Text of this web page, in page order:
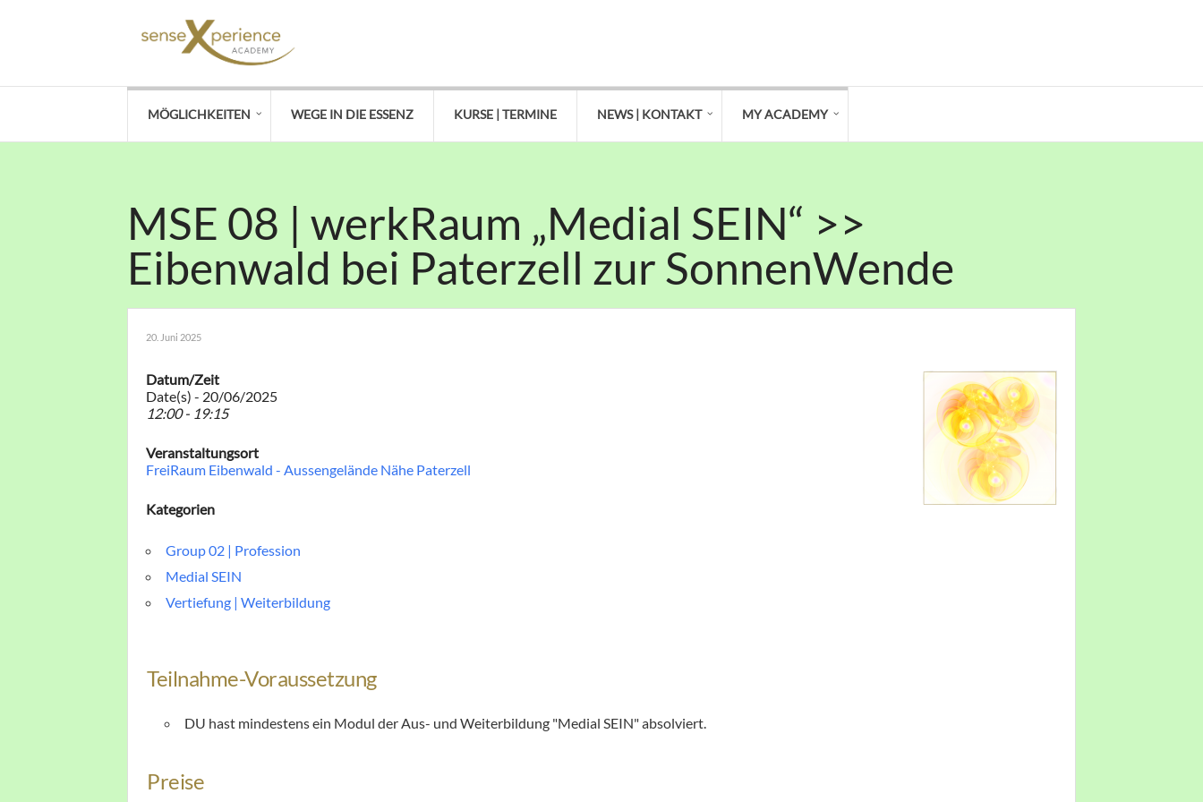
MÖGLICHKEITEN WEGE IN DIE ESSENZ KURSE | TERMINE NEWS | KONTAKT MY ACADEMY
MSE 08 | werkRaum „Medial SEIN“ >>
Eibenwald bei Paterzell zur SonnenWende
20. Juni 2025
Datum/Zeit
Date(s) - 20/06/2025
12:00 - 19:15
Veranstaltungsort
FreiRaum Eibenwald - Aussengelände Nähe Paterzell
Kategorien
Group 02 | Profession
Medial SEIN
Vertiefung | Weiterbildung
Teilnahme-Voraussetzung
DU hast mindestens ein Modul der Aus- und Weiterbildung "Medial SEIN" absolviert.
Preise